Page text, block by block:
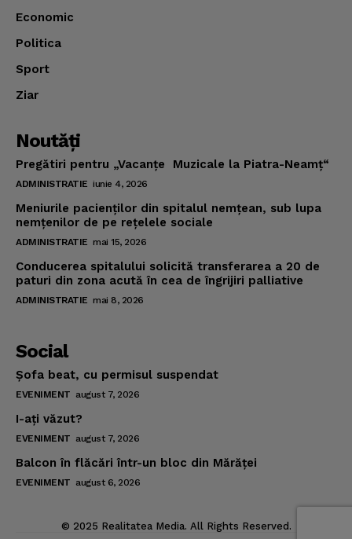
Economic
Politica
Sport
Ziar
Noutăţi
Pregătiri pentru „Vacanţe Muzicale la Piatra-Neamţ“
ADMINISTRATIE iunie 4, 2026
Meniurile pacienţilor din spitalul nemţean, sub lupa
nemţenilor de pe reţelele sociale
ADMINISTRATIE mai 15, 2026
Conducerea spitalului solicită transferarea a 20 de
paturi din zona acută în cea de îngrijiri palliative
ADMINISTRATIE mai 8, 2026
Social
Şofa beat, cu permisul suspendat
EVENIMENT august 7, 2026
I-aţi văzut?
EVENIMENT august 7, 2026
Balcon în flăcări într-un bloc din Mărăţei
EVENIMENT august 6, 2026
© 2025 Realitatea Media. All Rights Reserved.